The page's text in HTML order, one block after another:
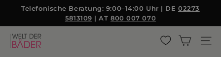
Pause
Diashow
Telefonische Beratung: 9:00–14:00 Uhr | DE 02273
5813109 | AT800 007 070
W
e
{{currency}}{{discount}} undefined